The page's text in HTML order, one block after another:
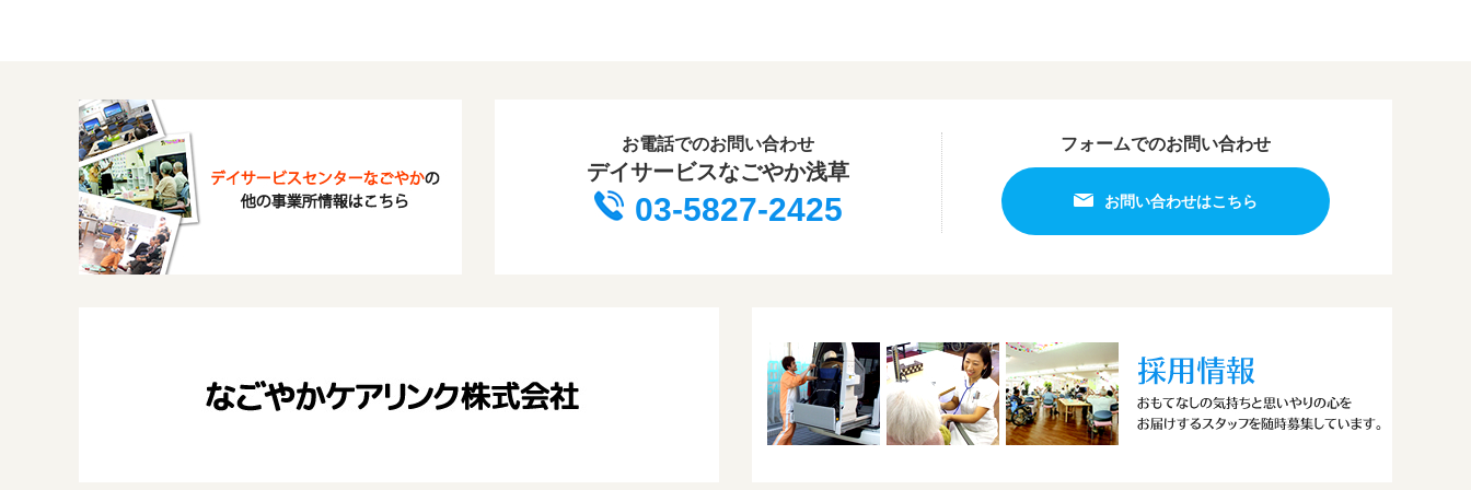
お電話でのお問い合わせ
デイサービスなごやか浅草
03-5827-2425
フォームでのお問い合わせ
お問い合わせはこちら